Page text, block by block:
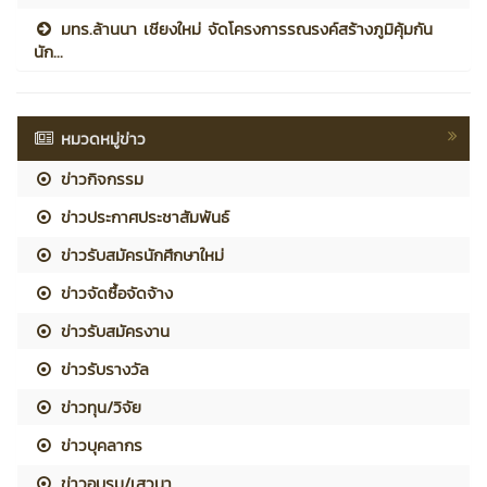
มทร.ล้านนา เชียงใหม่ จัดโครงการรณรงค์สร้างภูมิคุ้มกัน
นัก...
หมวดหมู่ข่าว
ข่าวกิจกรรม
ข่าวประกาศประชาสัมพันธ์
ข่าวรับสมัครนักศึกษาใหม่
ข่าวจัดซื้อจัดจ้าง
ข่าวรับสมัครงาน
ข่าวรับรางวัล
ข่าวทุน/วิจัย
ข่าวบุคลากร